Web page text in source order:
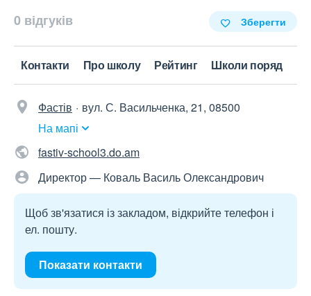
0 відгуків Зберегти
Контакти Про школу Рейтинг Школи поряд
Фастів
вул. С. Васильченка, 21, 08500
На мапі
fastiv-school3.do.am
Директор — Коваль Василь Олександрович
Щоб зв'язатися із закладом, відкрийте телефон і
ел. пошту.
Показати контакти